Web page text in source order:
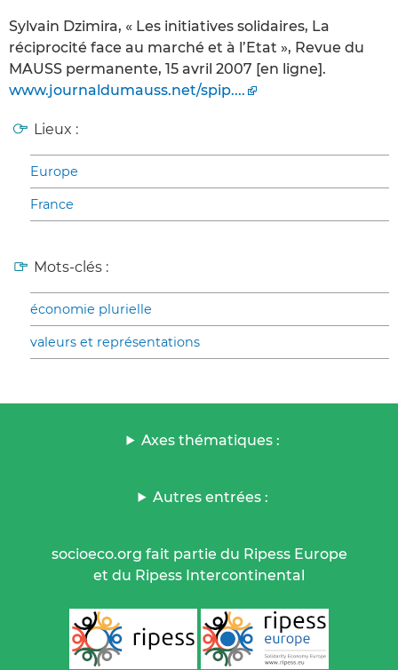
Sylvain Dzimira, « Les initiatives solidaires, La
réciprocité face au marché et à l’Etat », Revue du
MAUSS permanente, 15 avril 2007 [en ligne].
www.journaldumauss.net/spip....
Lieux :
Europe
France
Mots-clés :
économie plurielle
valeurs et représentations
Axes thématiques :
Autres entrées :
socioeco.org fait partie du Ripess Europe
et du Ripess Intercontinental